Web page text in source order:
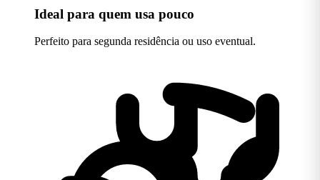
Ideal para quem usa pouco
Perfeito para segunda residência ou uso eventual.